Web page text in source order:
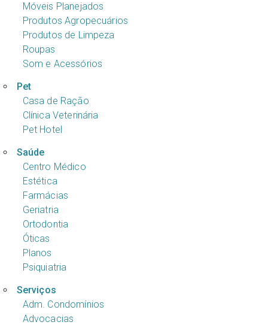
Móveis Planejados
Produtos Agropecuários
Produtos de Limpeza
Roupas
Som e Acessórios
Pet
Casa de Ração
Clínica Veterinária
Pet Hotel
Saúde
Centro Médico
Estética
Farmácias
Geriatria
Ortodontia
Óticas
Planos
Psiquiatria
Serviços
Adm. Condomínios
Advocacias